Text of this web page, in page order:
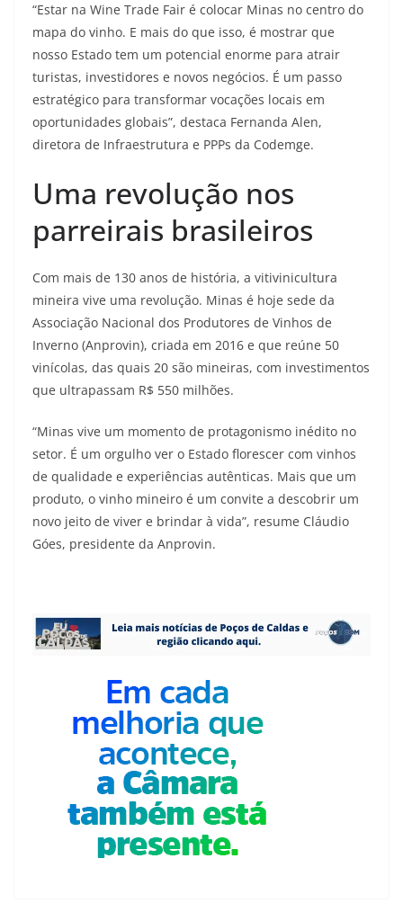
“Estar na Wine Trade Fair é colocar Minas no centro do
mapa do vinho. E mais do que isso, é mostrar que
nosso Estado tem um potencial enorme para atrair
turistas, investidores e novos negócios. É um passo
estratégico para transformar vocações locais em
oportunidades globais”, destaca Fernanda Alen,
diretora de Infraestrutura e PPPs da Codemge.
Uma revolução nos
parreirais brasileiros
Com mais de 130 anos de história, a vitivinicultura
mineira vive uma revolução. Minas é hoje sede da
Associação Nacional dos Produtores de Vinhos de
Inverno (Anprovin), criada em 2016 e que reúne 50
vinícolas, das quais 20 são mineiras, com investimentos
que ultrapassam R$ 550 milhões.
“Minas vive um momento de protagonismo inédito no
setor. É um orgulho ver o Estado florescer com vinhos
de qualidade e experiências autênticas. Mais que um
produto, o vinho mineiro é um convite a descobrir um
novo jeito de viver e brindar à vida”, resume Cláudio
Góes, presidente da Anprovin.